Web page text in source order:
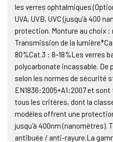
les verres
UVA, UVB, UVC (jusqu'à 400
protection. Monture au choix :
Transmission de la
80%Cat.3 : 8-18%Les verres
polycarbonate incassable. De
selon les normes de sécurité
EN1836:2005+A1:2007 et
tous les critères, dont la
modèles offrent une protection
jusqu'à 400nm (nanomètres).
antibuée / anti-rayure.La